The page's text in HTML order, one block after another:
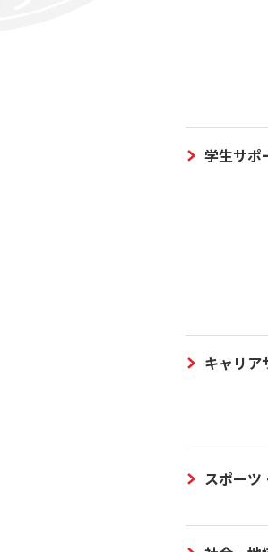
学生サポ
キャリア
スポーツ